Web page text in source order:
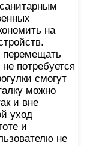
на
перемещать
потребуется
смогут
можно
и вне
уход
и
не